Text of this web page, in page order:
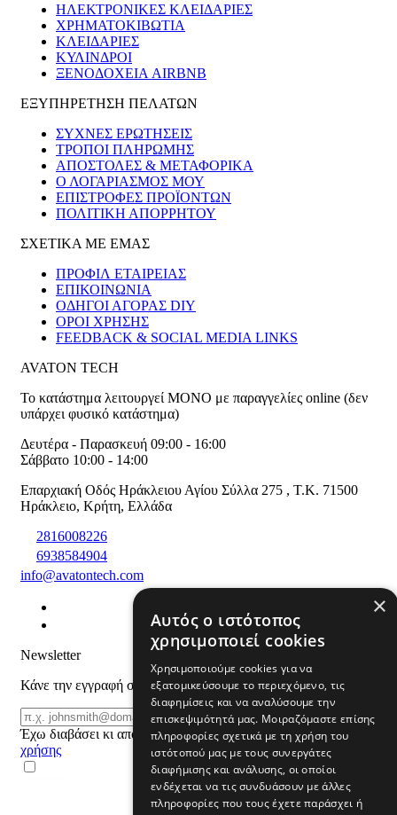
ΗΛΕΚΤΡΟΝΙΚΈΣ ΚΛΕΙΔΑΡΙΈΣ
ΧΡΗΜΑΤΟΚΙΒΏΤΙΑ
ΚΛΕΙΔΑΡΙΈΣ
ΚΎΛΙΝΔΡΟΙ
ΞΕΝΟΔΟΧΕΊΑ AIRBNB
ΕΞΥΠΗΡΕΤΗΣΗ ΠΕΛΑΤΩΝ
ΣΥΧΝΕΣ ΕΡΩΤΗΣΕΙΣ
ΤΡΟΠΟΙ ΠΛΗΡΩΜΗΣ
ΑΠΟΣΤΟΛΕΣ & ΜΕΤΑΦΟΡΙΚΑ
Ο ΛΟΓΑΡΙΑΣΜΟΣ ΜΟΥ
ΕΠΙΣΤΡΟΦΕΣ ΠΡΟΪΟΝΤΩΝ
ΠΟΛΙΤΙΚΗ ΑΠΟΡΡΗΤΟΥ
ΣΧΕΤΙΚΑ ΜΕ ΕΜΑΣ
ΠΡΟΦΙΛ ΕΤΑΙΡΕΙΑΣ
ΕΠΙΚΟΙΝΩΝΙΑ
ΟΔΗΓΟΙ ΑΓΟΡΑΣ DIY
ΟΡΟΙ ΧΡΗΣΗΣ
FEEDBACK & SOCIAL MEDIA LINKS
AVATON TECH
Το κατάστημα λειτουργεί ΜΟΝΟ με παραγγελίες online (δεν
υπάρχει φυσικό κατάστημα)
Δευτέρα - Παρασκευή 09:00 - 16:00
Σάββατο 10:00 - 14:00
Επαρχιακή Οδός Ηράκλειου Αγίου Σύλλα 275 , T.K. 71500
Ηράκλειο, Κρήτη, Ελλάδα
2816008226
6938584904
info@avatontech.com
Newsletter
Κάνε την εγγραφή σου και μάθε για προϊόντα και προσφορές
Email
ΕΓΓΡΑΦΗ
Έχω διαβάσει κι αποδέχομαι τουςόρους
χρήσης
×
Αυτός ο ιστότοπος
χρησιμοποιεί cookies
Χρησιμοποιούμε cookies για να
εξατομικεύσουμε το περιεχόμενο, τις
διαφημίσεις και να αναλύσουμε την
επισκεψιμότητά μας. Μοιραζόμαστε επίσης
πληροφορίες σχετικά με τη χρήση του
ιστότοπού μας με τους συνεργάτες
διαφήμισης και ανάλυσης, οι οποίοι
ενδέχεται να τις συνδυάσουν με άλλες
πληροφορίες που τους έχετε παράσχει ή